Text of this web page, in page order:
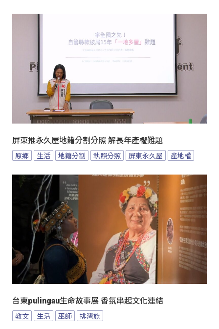
屏東推永久屋地籍分割分照 解長年產權難題
原鄉 生活 地籍分割 執照分照 屏東永久屋 產地權
台東pulingau生命故事展 香氛串起文化連結
教文 生活 巫師 排灣族